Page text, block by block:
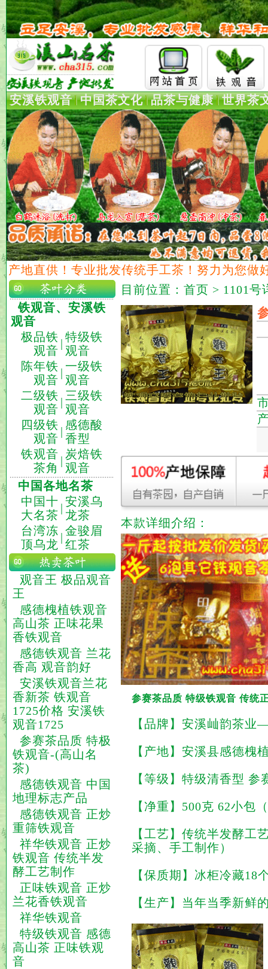
安溪铁观音 中国茶文化 品茶与健康 世界茶
产地直供！专业批发传统手工茶！努力为您做
铁观音、安溪铁
观音
极品铁
观音
| 特级铁
观音
陈年铁
观音
| 一级铁
观音
二级铁
观音
| 三级铁
观音
四级铁
观音
| 感德酸
香型
铁观音
茶角
| 炭焙铁
观音
中国各地名茶
中国十
大名茶
| 安溪乌
龙茶
台湾冻
顶乌龙
| 金骏眉
红茶
观音王 极品观音
王
感德槐植铁观音
高山茶 正味花果
香铁观音
感德铁观音 兰花
香高 观音韵好
安溪铁观音兰花
香新茶 铁观音
1725价格 安溪铁
观音1725
参赛茶品质 特极
铁观音-(高山名
茶)
感德铁观音 中国
地理标志产品
感德铁观音 正炒
重筛铁观音
祥华铁观音 正炒
铁观音 传统半发
酵工艺制作
正味铁观音 正炒
兰花香铁观音
祥华铁观音
特级铁观音 感德
高山茶 正味铁观
音
目前位置： 首页 > 1101号
本款详细介绍：
参赛茶品质 特级铁观音 传统
【品牌】安溪屾韵茶
【产地】安溪县感德槐
【等级】特级清香型 参
【净重】500克 62小包
【工艺】传统半发酵工
采摘、手工制作）
【保质期】冰柜冷藏18
【生产】当年当季新鲜